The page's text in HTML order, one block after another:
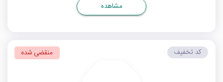
مشاهده
کد تخفیف منقضی شده